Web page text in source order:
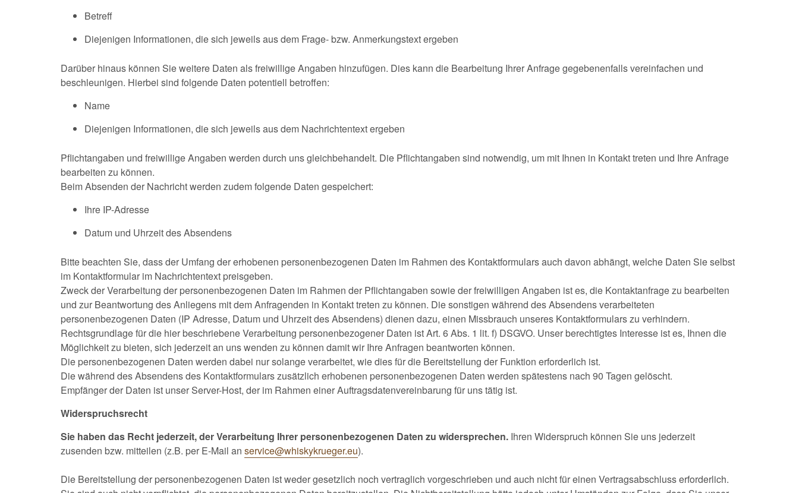
Betreff
Diejenigen Informationen, die sich jeweils aus dem Frage- bzw. Anmerkungstext ergeben
Darüber hinaus können Sie weitere Daten als freiwillige Angaben hinzufügen. Dies kann die Bearbeitung Ihrer Anfrage gegebenenfalls vereinfachen und
beschleunigen. Hierbei sind folgende Daten potentiell betroffen:
Name
Diejenigen Informationen, die sich jeweils aus dem Nachrichtentext ergeben
Pflichtangaben und freiwillige Angaben werden durch uns gleichbehandelt. Die Pflichtangaben sind notwendig, um mit Ihnen in Kontakt treten und Ihre Anfrage
bearbeiten zu können.
Beim Absenden der Nachricht werden zudem folgende Daten gespeichert:
Ihre IP-Adresse
Datum und Uhrzeit des Absendens
Bitte beachten Sie, dass der Umfang der erhobenen personenbezogenen Daten im Rahmen des Kontaktformulars auch davon abhängt, welche Daten Sie selbst
im Kontaktformular im Nachrichtentext preisgeben.
Zweck der Verarbeitung der personenbezogenen Daten im Rahmen der Pflichtangaben sowie der freiwilligen Angaben ist es, die Kontaktanfrage zu bearbeiten
und zur Beantwortung des Anliegens mit dem Anfragenden in Kontakt treten zu können. Die sonstigen während des Absendens verarbeiteten
personenbezogenen Daten (IP Adresse, Datum und Uhrzeit des Absendens) dienen dazu, einen Missbrauch unseres Kontaktformulars zu verhindern.
Rechtsgrundlage für die hier beschriebene Verarbeitung personenbezogener Daten ist Art. 6 Abs. 1 lit. f) DSGVO. Unser berechtigtes Interesse ist es, Ihnen die
Möglichkeit zu bieten, sich jederzeit an uns wenden zu können damit wir Ihre Anfragen beantworten können.
Die personenbezogenen Daten werden dabei nur solange verarbeitet, wie dies für die Bereitstellung der Funktion erforderlich ist.
Die während des Absendens des Kontaktformulars zusätzlich erhobenen personenbezogenen Daten werden spätestens nach 90 Tagen gelöscht.
Empfänger der Daten ist unser Server-Host, der im Rahmen einer Auftragsdatenvereinbarung für uns tätig ist.
Widerspruchsrecht
Sie haben das Recht jederzeit, der Verarbeitung Ihrer personenbezogenen Daten zu widersprechen. Ihren Widerspruch können Sie uns jederzeit
zusenden bzw. mitteilen (z.B. per E-Mail an service@whiskykrueger.eu).
Die Bereitstellung der personenbezogenen Daten ist weder gesetzlich noch vertraglich vorgeschrieben und auch nicht für einen Vertragsabschluss erforderlich.